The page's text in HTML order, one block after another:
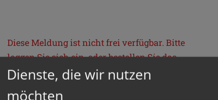
Diese Meldung ist nicht frei verfügbar. Bitte
loggen Sie sich ein, oder bestellen Sie das
ProduktKathpress_online.
Dienste, die wir nutzen
möchten